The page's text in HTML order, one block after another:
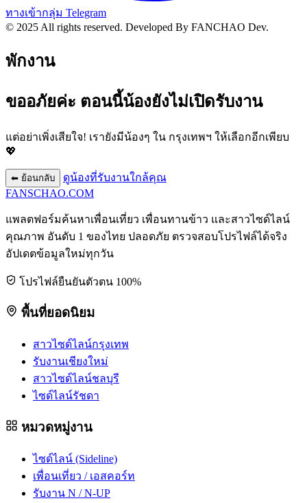
ทางเข้ากลุ่ม Telegram
© 2025 All rights reserved. Developed By FANCHAO Dev.
พักงาน
ขออภัยค่ะ ตอนนี้น้องยังไม่เปิดรับงาน
แต่อย่าเพิ่งเสียใจ! เรายังมีน้องๆ ใน กรุงเทพฯ ให้เลือกอีกเพียบ
💖
⬅ ย้อนกลับ
ดูน้องที่รับงานใกล้คุณ
FANSCHAO.COM
แพลตฟอร์มค้นหาเพื่อนเที่ยว เพื่อนทานข้าว และสาวไซด์ไลน์
คุณภาพ อันดับ 1 ของไทย ปลอดภัย ตรวจสอบโปรไฟล์ได้จริง
อัปเดตข้อมูลใหม่ทุกวัน
โปรไฟล์ยืนยันตัวตน 100%
พื้นที่ยอดนิยม
สาวไซด์ไลน์กรุงเทพ
รับงานเชียงใหม่
สาวไซด์ไลน์ชลบุรี
ไซด์ไลน์รัชดา
หมวดหมู่งาน
ไซด์ไลน์ (Sideline)
เพื่อนเที่ยว / เอสคอร์ท
รับงาน N / N-UP